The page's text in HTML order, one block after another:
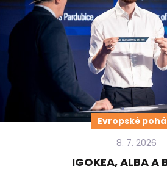
Evropské
8. 7. 2026
IGOKEA, ALBA A